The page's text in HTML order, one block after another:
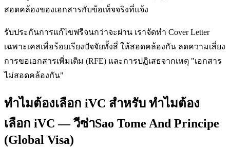
สอดคล้องของเอกสารกับข้อเท็จจริงที่แจ้ง
รับประกันการแก้ไขฟรีจนกว่าจะผ่าน เราจัดทำ Cover Letter
เฉพาะเคสเพื่อร้อยเรียงปัจจัยทั้งสี่ ให้สอดคล้องกัน ลดความเสี่ยง
การขอเอกสารเพิ่มเติม (RFE) และการปฏิเสธจากเหตุ "เอกสาร
ไม่สอดคล้องกัน"
ทำไมต้องเลือก iVC สำหรับ ทำไมต้อง
เลือก iVC — วีซ่าSao Tome And Principe
(Global Visa)